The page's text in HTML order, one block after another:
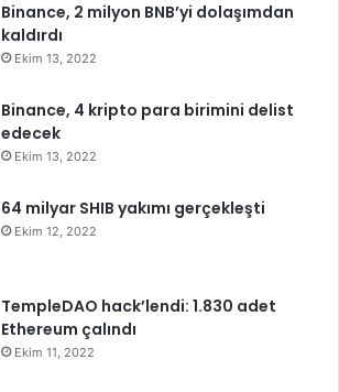
Binance, 2 milyon BNB’yi dolaşımdan
kaldırdı
Ekim 13, 2022
Binance, 4 kripto para birimini delist
edecek
Ekim 13, 2022
64 milyar SHIB yakımı gerçekleşti
Ekim 12, 2022
TempleDAO hack’lendi: 1.830 adet
Ethereum çalındı
Ekim 11, 2022